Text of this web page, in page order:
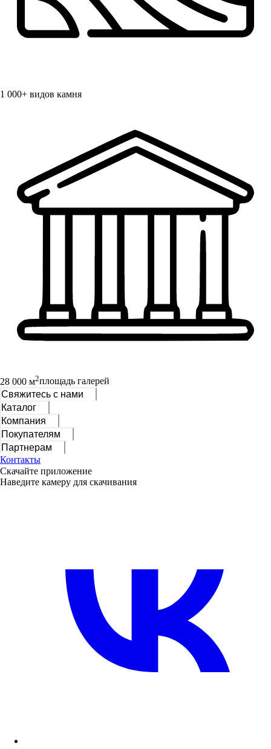
1 000+ видов камня
28 000 м2площадь галерей
Свяжитесь с нами
Каталог
Компания
Покупателям
Партнерам
Контакты
Скачайте приложение
Наведите камеру для скачивания